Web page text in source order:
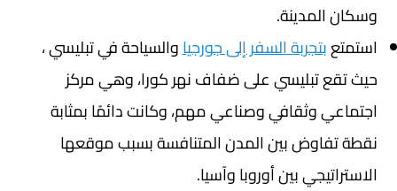
وسكان المدينة.
استمتعبتجربة السفر إلى جورجياوالسياحة في تبليسي ،
حيث تقع تبليسي على ضفاف نهر كورا، وهي مركز
اجتماعي وثقافي وصناعي مهم، وكانت دائمًا بمثابة
نقطة تفاوض بين المدن المتنافسة بسبب موقعها
الاستراتيجي بين أوروبا وآسيا.